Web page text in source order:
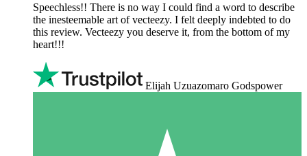
Speechless!! There is no way I could find a word to describe
the inesteemable art of vecteezy. I felt deeply indebted to do
this review. Vecteezy you deserve it, from the bottom of my
heart!!!
Elijah Uzuazomaro Godspower